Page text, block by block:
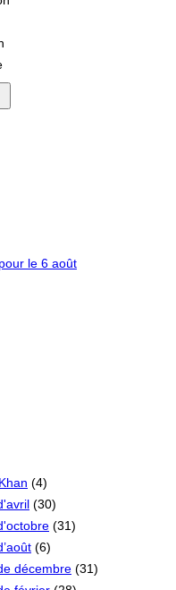
le 6 août
(4)
(30)
(31)
(6)
décembre (31)